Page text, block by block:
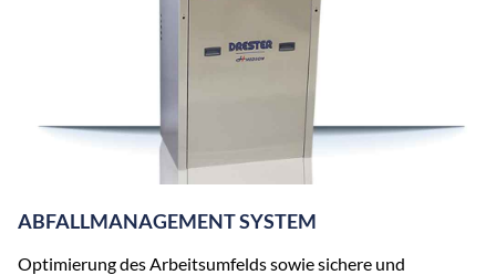
ABFALLMANAGEMENT SYSTEM
Optimierung des Arbeitsumfelds sowie sichere und